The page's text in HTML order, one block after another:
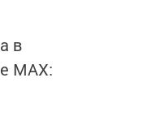
в
MАХ: